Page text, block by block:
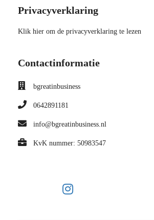
Privacyverklaring
Klik hier om de privacyverklaring te lezen
Contactinformatie
bgreatinbusiness
0642891181
info@bgreatinbusiness.nl
KvK nummer: 50983547